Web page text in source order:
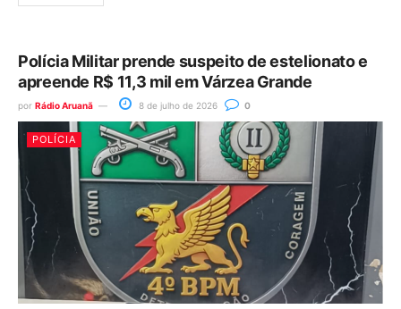
Polícia Militar prende suspeito de estelionato e
apreende R$ 11,3 mil em Várzea Grande
por Rádio Aruanã 8 de julho de 2026 0
POLÍCIA